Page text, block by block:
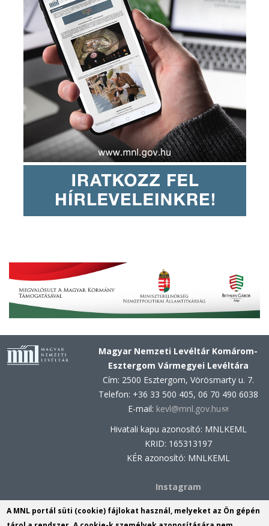
Magyar Nemzeti Levéltár Komárom-
Esztergom Vármegyei Levéltára
Cím: 2500 Esztergom, Vörösmarty u. 7.
Telefon: +36 33 500 405, 06 70 490 6038
E-mail: kevl@mnl.gov.hu(link
Hivatali kapu azonosító: MNLKEML
KRID: 165313197
KÉR azonosító: MNLKEML
Instagram
Facebook
A MNL portál süti (cookie) fájlokat használ, melyeket az Ön gépén